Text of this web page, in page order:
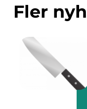
Fler